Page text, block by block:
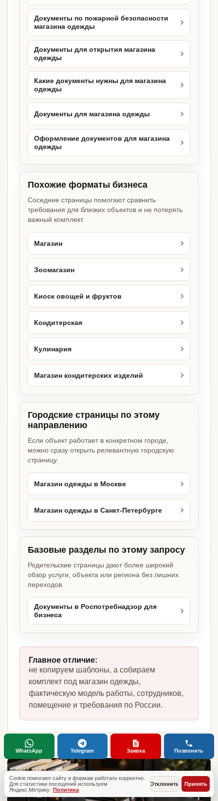
Документы по пожарной безопасности
магазина одежды
Документы для открытия магазина
одежды
Какие документы нужны для магазина
одежды
Документы для магазина одежды
Оформление документов для магазина
одежды
Похожие форматы бизнеса
Соседние страницы помогают сравнить
требования для близких объектов и не потерять
важный комплект.
Магазин
Зоомагазин
Киоск овощей и фруктов
Кондитерская
Кулинария
Магазин кондитерских изделий
Городские страницы по этому
направлению
Если объект работает в конкретном городе,
можно сразу открыть релевантную городскую
страницу.
Магазин одежды в Москве
Магазин одежды в Санкт-Петербурге
Базовые разделы по этому запросу
Родительские страницы дают более широкий
обзор услуги, объекта или региона без лишних
переходов.
Документы в Роспотребнадзор для
бизнеса
Главное отличие:
не копируем шаблоны, а собираем
комплект под магазин одежды,
фактическую модель работы, сотрудников,
помещение и требования по России.
Cookie помогают сайту и формам работать корректно.
Для статистики посещений используем
Яндекс.Метрику. Политика
Отклонить Принять
WhatsApp Telegram Заявка Позвонить